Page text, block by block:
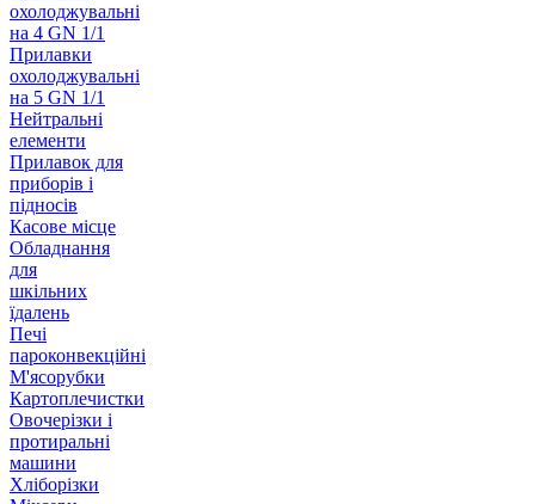
охолоджувальні
на 4 GN 1/1
Прилавки
охолоджувальні
на 5 GN 1/1
Нейтральні
елементи
Прилавок для
приборів і
підносів
Касове місце
Обладнання
для
шкільних
їдалень
Печі
пароконвекційні
М'ясорубки
Картоплечистки
Овочерізки і
протиральні
машини
Хліборізки